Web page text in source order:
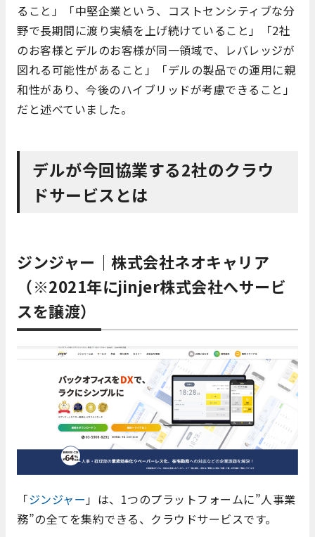
ること」「中堅企業という、コストセンシティブな分
野で長期間に渡り実績を上げ続けていること」「2社
のお客様とデルのお客様が同一領域で、レバレッジが
図れる可能性があること」「デルの製品での運用に親
和性があり、今後のハイブリッドが考慮できること」
だと述べていました。
デルが今回協業する2社のクラウ
ドサービスとは
ジンジャー｜株式会社ネオキャリア
（※2021年にjinjer株式会社へサービ
スを譲渡）
「ジンジャー」は、1つのプラットフォームに”人事業
務”の全てを集約できる、クラウドサービスです。